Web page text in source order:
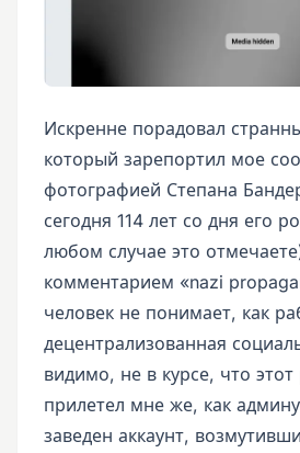
Искренне порадовал
который зарепортил мое
фотографией Степана
сегодня 114 лет со дня его
любом случае это
комментарием «nazi
человек не понимает, как
децентрализованная
видимо, не в курсе, что этот
прилетел мне же, как
заведен аккаунт,